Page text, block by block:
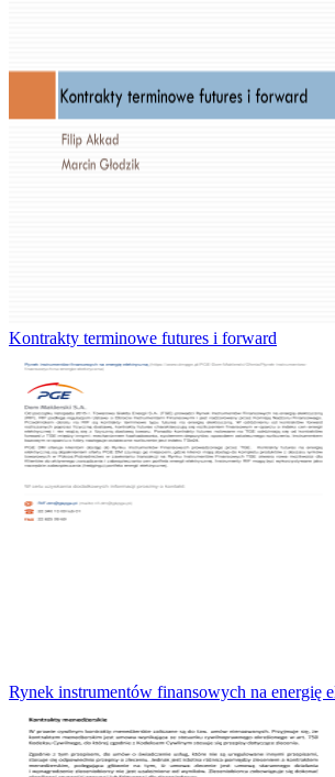
Kontrakty terminowe futures i forward
Rynek instrumentów finansowych na energię